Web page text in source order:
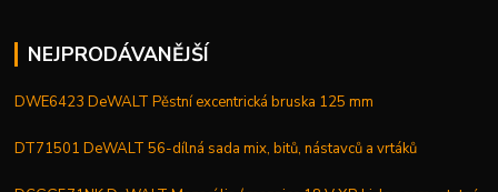
NEJPRODÁVANĚJŠÍ
DWE6423 DeWALT Pěstní excentrická bruska 125 mm
DT71501 DeWALT 56-dílná sada mix, bitů, nástavců a vrtáků